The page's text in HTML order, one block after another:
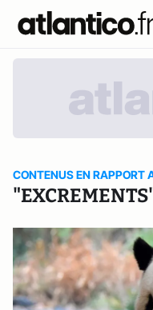
CONTENUS EN RAPPORT